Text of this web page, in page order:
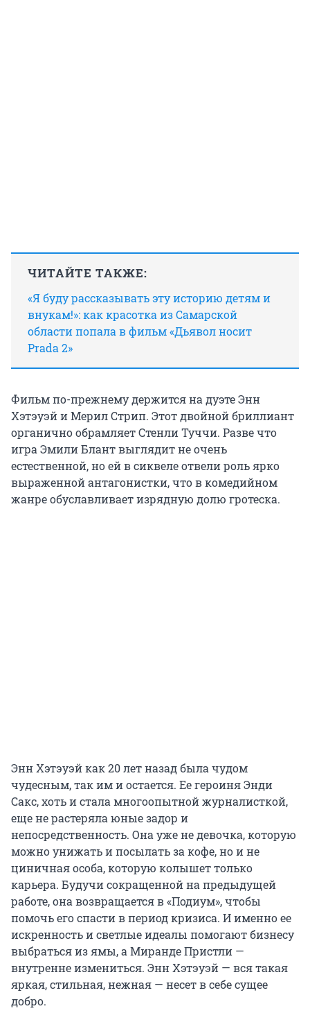
ЧИТАЙТЕ ТАКЖЕ:
«Я буду рассказывать эту историю детям и
внукам!»: как красотка из Самарской
области попала в фильм «Дьявол носит
Prada 2»
Фильм по-прежнему держится на дуэте Энн
Хэтэуэй и Мерил Стрип. Этот двойной бриллиант
органично обрамляет Стенли Туччи. Разве что
игра Эмили Блант выглядит не очень
естественной, но ей в сиквеле отвели роль ярко
выраженной антагонистки, что в комедийном
жанре обуславливает изрядную долю гротеска.
Энн Хэтэуэй как 20 лет назад была чудом
чудесным, так им и остается. Ее героиня Энди
Сакс, хоть и стала многоопытной журналисткой,
еще не растеряла юные задор и
непосредственность. Она уже не девочка, которую
можно унижать и посылать за кофе, но и не
циничная особа, которую колышет только
карьера. Будучи сокращенной на предыдущей
работе, она возвращается в «Подиум», чтобы
помочь его спасти в период кризиса. И именно ее
искренность и светлые идеалы помогают бизнесу
выбраться из ямы, а Миранде Пристли —
внутренне измениться. Энн Хэтэуэй — вся такая
яркая, стильная, нежная — несет в себе сущее
добро.